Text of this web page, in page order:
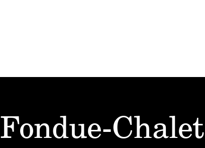
Fondue-Chalet